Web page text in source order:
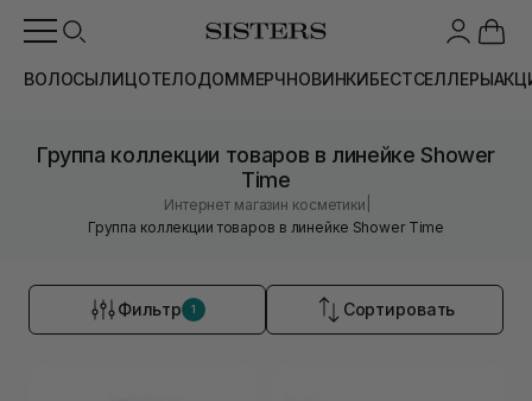
ВОЛОСЫЛИЦОТЕЛОДОММЕРЧНОВИНКИБЕСТСЕЛЛЕРЫ
Группа коллекции товаров в линейке Shower
Time
Интернет магазин косметики
Группа коллекции товаров в линейке Shower Time
Фильтр 1 Сортировать